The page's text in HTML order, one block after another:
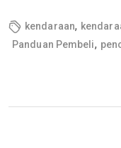
kendaraan,
Panduan Pembeli,